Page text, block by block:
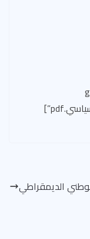
الديمقراطي